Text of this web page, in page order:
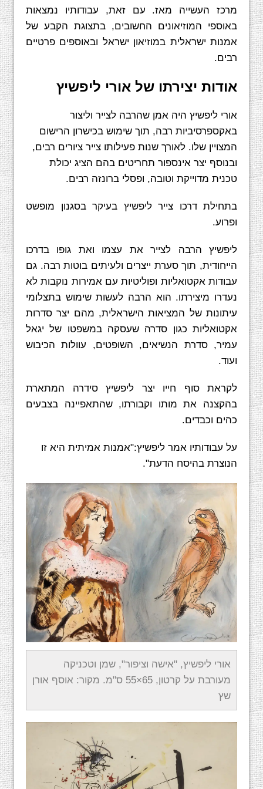
מרכז העשייה מאז. עם זאת, עבודותיו נמצאות
באוספי המוזיאונים החשובים, בתצוגת הקבע של
אמנות ישראלית במוזיאון ישראל ובאוספים פרטיים
רבים.
אודות יצירתו של אורי ליפשיץ
אורי ליפשיץ היה אמן שהרבה לצייר וליצור
באקספרסיביות רבה, תוך שימוש בכישרון הרישום
המצויין שלו. לאורך שנות פעילותו צייר ציורים רבים,
ובנוסף יצר אינספור תחריטים בהם הציג יכולת
טכנית מדוייקת וטובה, ופסלי ברונזה רבים.
בתחילת דרכו צייר ליפשיץ בעיקר בסגנון מופשט
ופרוע.
ליפשיץ הרבה לצייר את עצמו ואת גופו בדרכו
הייחודית, תוך סערת ייצרים ולעיתים בוטות רבה. גם
עבודות אקטואליות ופוליטיות עם אמירות נוקבות לא
נעדרו מיצירתו. הוא הרבה לעשות שימוש בתצלומי
עיתונות של המציאות הישראלית, מהם יצר סדרות
אקטואליות כגון סדרה שעסקה במשפטו של יגאל
עמיר, סדרת הנשיאים, השופטים, עוולות הכיבוש
ועוד.
לקראת סוף חייו יצר ליפשיץ סידרה המתארת
בהקצנה את מותו וקבורתו, שהתאפיינה בצבעים
כהים וכבדים.
על עבודותיו אמר ליפשיץ:"אמנות אמיתית היא זו
הנוצרת בהיסח הדעת".
אורי ליפשיץ, "אישה וציפור", שמן וטכניקה
מעורבת על קרטון, 65×55 ס"מ. מקור: אוסף אורן
שץ